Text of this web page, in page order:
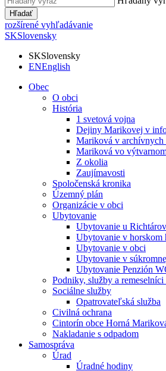
Hľadať
rozšírené vyhľadávanie
SKSlovensky
SKSlovensky
ENEnglish
Obec
O obci
História
1 svetová vojna
Dejiny Marikovej v
Mariková v archívnych
Mariková vo
Z okolia
Zaujímavosti
Spoločenská kronika
Územný plán
Organizácie v obci
Ubytovanie
Ubytovanie u Richtárov
Ubytovanie v horskom
Ubytovanie v obci
Ubytovanie v
Ubytovanie Penzión
Podniky, služby a
Sociálne služby
Opatrovateľská služba
Civilná ochrana
Cintorín obce Horná
Nakladanie s odpadom
Samospráva
Úrad
Úradné hodiny